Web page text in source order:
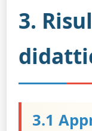
3.
3.1